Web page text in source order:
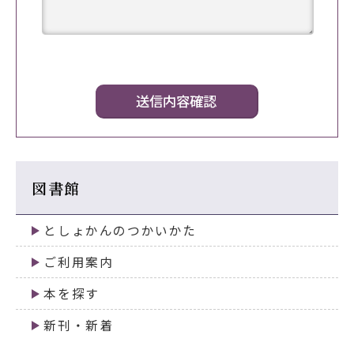
図書館
としょかんのつかいかた
ご利用案内
本を探す
新刊・新着